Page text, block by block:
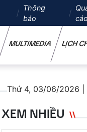
Thông
báo
cáo
MULTIMEDIA LỊCH
Thứ 4, 03/06/2026 |
XEM NHIỀU